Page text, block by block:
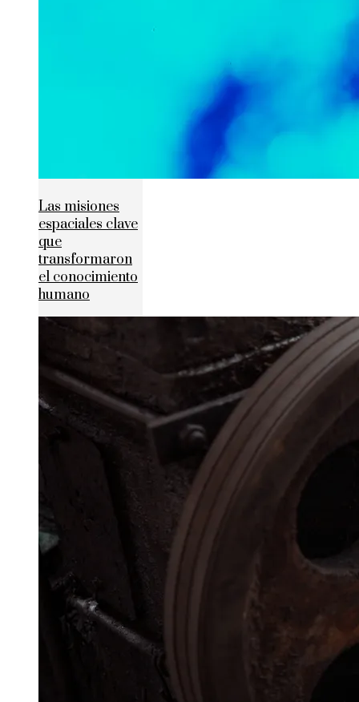
Las misiones
espaciales clave
que
transformaron
el conocimiento
humano